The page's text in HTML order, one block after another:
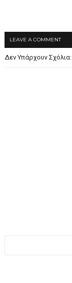
LEAVE A COMMENT
Δεν Υπάρχουν Σχόλια: